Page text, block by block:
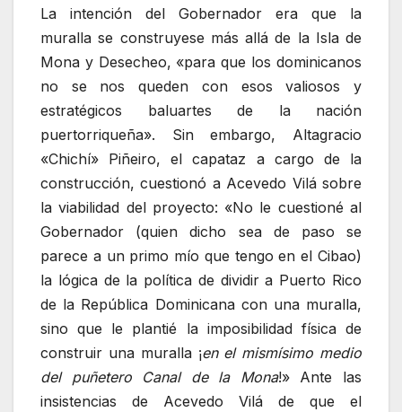
La intención del Gobernador era que la
muralla se construyese más allá de la Isla de
Mona y Desecheo, «para que los dominicanos
no se nos queden con esos valiosos y
estratégicos baluartes de la nación
puertorriqueña». Sin embargo, Altagracio
«Chichí» Piñeiro, el capataz a cargo de la
construcción, cuestionó a Acevedo Vilá sobre
la viabilidad del proyecto: «No le cuestioné al
Gobernador (quien dicho sea de paso se
parece a un primo mío que tengo en el Cibao)
la lógica de la política de dividir a Puerto Rico
de la República Dominicana con una muralla,
sino que le plantié la imposibilidad física de
construir una muralla ¡en el mismísimo medio
del puñetero Canal de la Mona!» Ante las
insistencias de Acevedo Vilá de que el